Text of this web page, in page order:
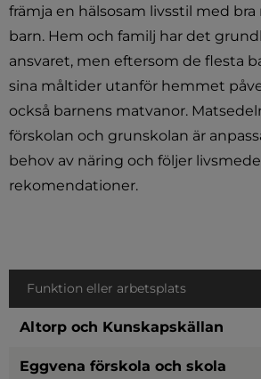
främja en hälsosam livsstil med bra
barn. Hem och familj har det
ansvaret, men eftersom de flesta
sina måltider utanför hemmet
också barnens matvanor.
förskolan och grunskolan är
behov av näring och följer
rekomendationer.
Funktion eller arbetsplats
Altorp och Kunskapskällan
Eggvena förskola och skola